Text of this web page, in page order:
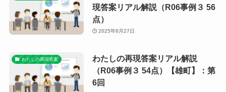
現答案リアル解説（R06事例３ 56
点）
2025年8月27日
わたしの再現答案
わたしの再現答案リアル解説
（R06事例３ 54点）【雄町】：第
6回